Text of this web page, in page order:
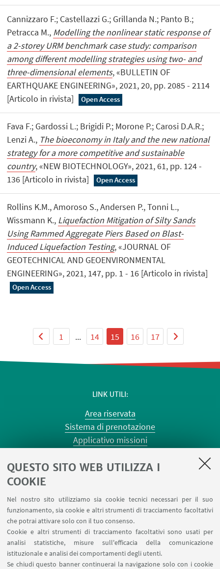
QUESTO SITO WEB UTILIZZA I
COOKIE
Nel nostro sito utilizziamo sia cookie tecnici necessari per il suo
funzionamento, sia cookie e altri strumenti di tracciamento facoltativi
che potrai attivare solo con il tuo consenso.
Cookie e altri strumenti di tracciamento facoltativi sono usati per
analisi statistiche, misure sull'efficacia della comunicazione
istituzionale e analisi dei comportamenti degli utenti.
Se chiudi questo banner continuerai la navigazione solo con i cookie
Cannizzaro F.; Castellazzi G.; Grillanda N.; Panto B.;
Petracca M., Modelling the nonlinear static response of
a 2-storey URM benchmark case study: comparison
among different modelling strategies using two- and
three-dimensional elements, «BULLETIN OF
EARTHQUAKE ENGINEERING», 2021, 20, pp. 2085 - 2114
[Articolo in rivista]
Open Access
Fava F.; Gardossi L.; Brigidi P.; Morone P.; Carosi D.A.R.;
Lenzi A., The bioeconomy in Italy and the new national
strategy for a more competitive and sustainable
country, «NEW BIOTECHNOLOGY», 2021, 61, pp. 124 -
136 [Articolo in rivista]
Open Access
Rollins K.M., Amoroso S., Andersen P., Tonni L.,
Wissmann K., Liquefaction Mitigation of Silty Sands
Using Rammed Aggregate Piers Based on Blast-
Induced Liquefaction Testing, «JOURNAL OF
GEOTECHNICAL AND GEOENVIRONMENTAL
ENGINEERING», 2021, 147, pp. 1 - 16 [Articolo in rivista]
Open Access
1 ... 14 15 16 17
LINK UTILI
Area riservata
Sistema di prenotazione
Applicativo missioni
Planner aule Terracini
Forms per sottomissione eventi/notizie
Carta dei servizi
SEGUI IL DIPARTIMENTO SU: